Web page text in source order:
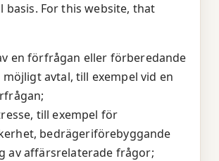
basis. For this website, that
en förfrågan eller förberedande
avtal, till exempel vid en
till exempel för
bedrägeriförebyggande
av affärsrelaterade frågor;